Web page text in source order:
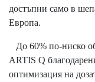
достъпни само в
Европа.
До 60% по-ниско
ARTIS Q
оптимизация на